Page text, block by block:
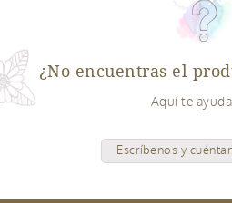
¿No encuentras el
Aquí te
Escríbenos y